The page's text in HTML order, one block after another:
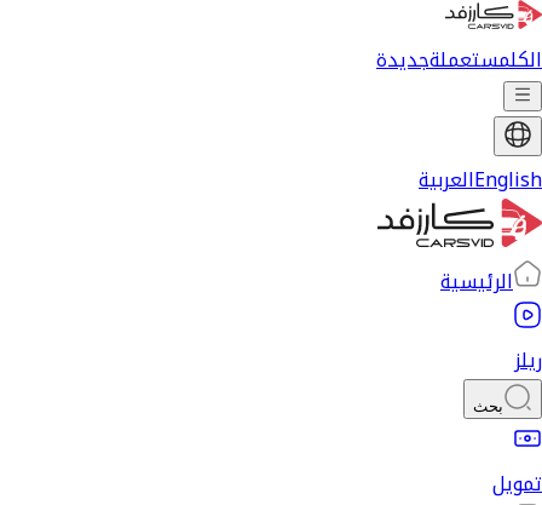
الكلمستعملةجديدة
Englishالعربية
الرئيسية
ريلز
بحث
تمويل